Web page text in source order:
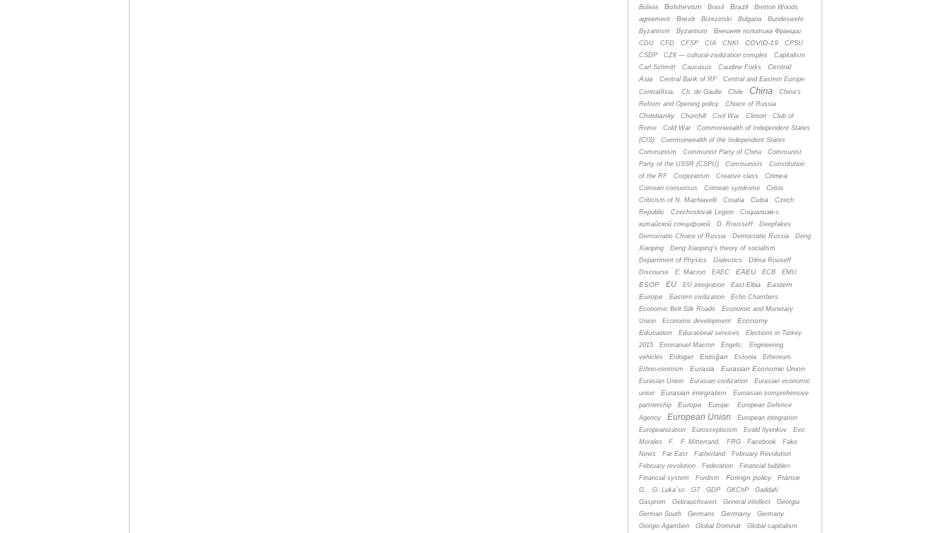
Bolivia
Bolshevism Brasil Brazil
Bretton Woods
agreement
Brexit Brzezinski Bulgaria
Bundeswehr
Byzantism
Byzantium
Bнешняя политика Франции
CDU
CFD CFSP CIA CNKI COVID-19
CPSU
CSDP
CZК — cultural-zivilization complex
Capitalism
Carl Schmitt
Caucasus Caudine Forks
Central
Asia
Central Bank of RF
Central and Eastern Europe
CentralAsia.
Ch. de Gaulle Chile China
China's
Reform and Opening policy
Choice of Russia
Christianity Churchill Civil War Clinton
Club of
Rome
Cold War
Commonwealth of Independent States
(CIS)
Commonwealth of the Independent States
Communism
Communist Party of China
Communist
Party of the USSR (CSPU)
Communists
Constitution
of the RF
Corporatism Creative class Crimea
Crimean consensus Crimean syndrome Crisis
Criticism of N. Machiavelli Croatia Cuba
Czech
Republic
Czechoslovak Legion
Cоциализм с
китайской спецификой
D. Rousseff
Deepfakes
Democratic Choice of Russia
Democratic Russia
Deng
Xiaoping
Deng Xiaoping's theory of socialism
Department of Physics
Dialectics
Dilma Rouseff
Discourse
E. Macron EAEC EAEU ECB EMU
ESOP EU EU integration East-Elbia
Eastern
Europe
Eastern civilization
Echo Chambers
Economic Belt Silk Roads
Economic and Monetary
Union
Economic development
Economy
Education
Educational services
Elections in Turkey
2015
Emmanuel Macron Engels;
Engineering
vehicles
Erdogan Erdoğan Estonia
Ethereum
Ethno-centrism
Eurasia Eurasian Economic Union
Eurasian Union Eurasian civilization
Eurasian economic
union
Eurasian integration
Euroasian comprehensive
partnership
Europe Europe.
European Defence
Agency
European Union
European integration
Europeanization
Euroscepticism Evald Ilyenkov
Evo
Morales
F. F. Mitterrand. FRG Facebook
Fake
News
Far East Fatherland
February Revolution
February revolution
Federation
Financial bubble»
Financial system
Fordism Foreign policy France
G. G. Luka´sc G7 GDP GKChP
Gaddafi
Gasprom
Gebrauchswert General intellect
Georgia
German South
Germans Germany
Germany.
Giorgio Agamben
Global Dominat Global capitalism